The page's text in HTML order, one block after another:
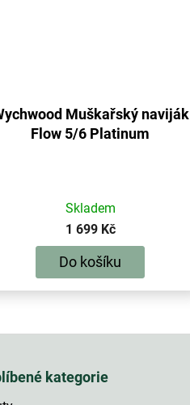
Muškařský naviják
Flow 5/6 Platinum
Skladem
1 699 Kč
Do košíku
kategorie